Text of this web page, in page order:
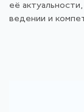
её
ведении и